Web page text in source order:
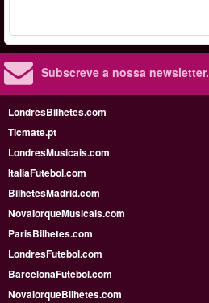
Subscreve a nossa newsletter.
LondresBilhetes.com
Ticmate.pt
LondresMusicais.com
ItaliaFutebol.com
BilhetesMadrid.com
NovaIorqueMusicais.com
ParisBilhetes.com
LondresFutebol.com
BarcelonaFutebol.com
NovaiorqueBilhetes.com